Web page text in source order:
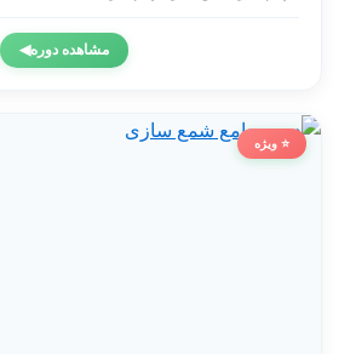
مشاهده دوره◀
⭐ ویژه